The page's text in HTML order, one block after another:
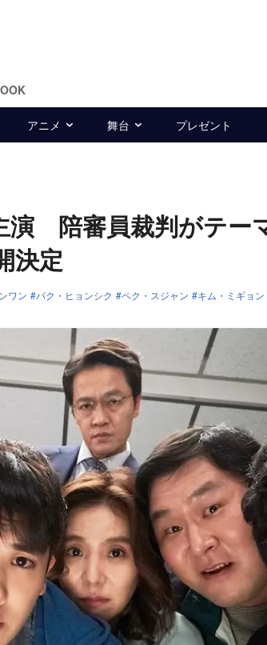
アニメ 舞台 プレゼント
陪審員裁判がテー
決定
ワン パク・ヒョンシク ペク・スジャン キム・ミギョン